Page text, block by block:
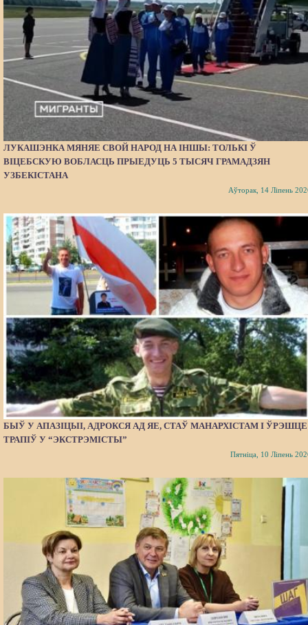
ЛУКАШЭНКА МЯНЯЕ СВОЙ НАРОД НА ІНШЫ: ТОЛЬКІ Ў
ВІЦЕБСКУЮ ВОБЛАСЦЬ ПРЫЕДУЦЬ 5 ТЫСЯЧ ГРАМАДЗЯН
УЗБЕКІСТАНА
Аўторак, 14 Ліпень
БЫЎ У АПАЗІЦЫІ, АДРОКСЯ АД ЯЕ, СТАЎ МАНАРХІСТАМ І ЎРЭШЦЕ
ТРАПІЎ У “ЭКСТРЭМІСТЫ”
Пятніца, 10 Ліпень